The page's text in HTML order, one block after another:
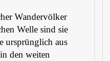
Wandervölker
Welle sind sie
ursprünglich aus
den weiten